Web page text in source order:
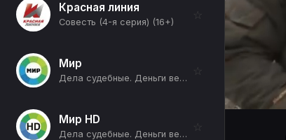
Красная линия
Совесть (4-я серия) (16+)
☆
Мир
Дела судебные. Деньги верните! (12+)
☆
Мир HD
Дела судебные. Деньги верните! (12+)
☆